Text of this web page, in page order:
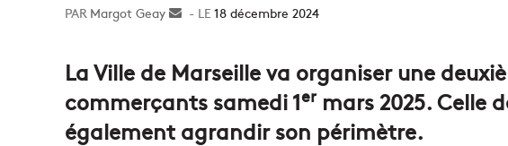
Margot Geay
Envoyer18 décembre 2024
La Ville de Marseille va organiser une
commerçants samedi 1er mars 2025. Celle
également agrandir son périmètre.